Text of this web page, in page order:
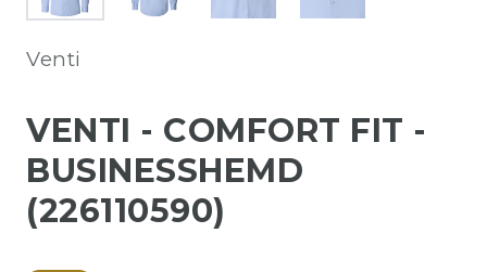
Venti
VENTI - COMFORT FIT -
BUSINESSHEMD
(226110590)